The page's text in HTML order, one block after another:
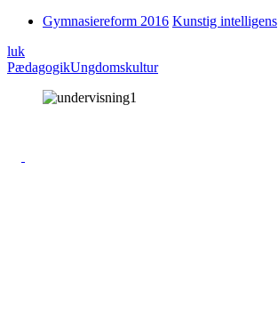
Gymnasiereform 2016 Kunstig intelligens
luk
PædagogikUngdomskultur